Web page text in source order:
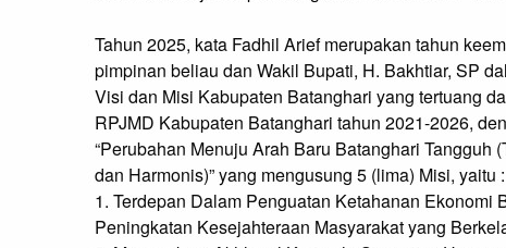
Tahun 2025, kata Fadhil Arief merupakan tahun
pimpinan beliau dan Wakil Bupati, H. Bakhtiar, SP
Visi dan Misi Kabupaten Batanghari yang tertuang
RPJMD Kabupaten Batanghari tahun 2021-2026,
“Perubahan Menuju Arah Baru Batanghari Tangguh
dan Harmonis)” yang mengusung 5 (lima) Misi, yaitu :
1. Terdepan Dalam Penguatan Ketahanan
Peningkatan Kesejahteraan Masyarakat yang